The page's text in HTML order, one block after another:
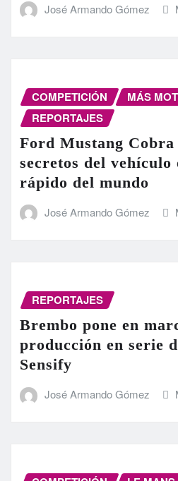
José Armando Gómez
COMPETICIÓN
MÁS
REPORTAJES
Ford Mustang Cobra
secretos del vehículo
rápido del mundo
José Armando Gómez
REPORTAJES
Brembo pone en
producción en serie
Sensify
José Armando Gómez